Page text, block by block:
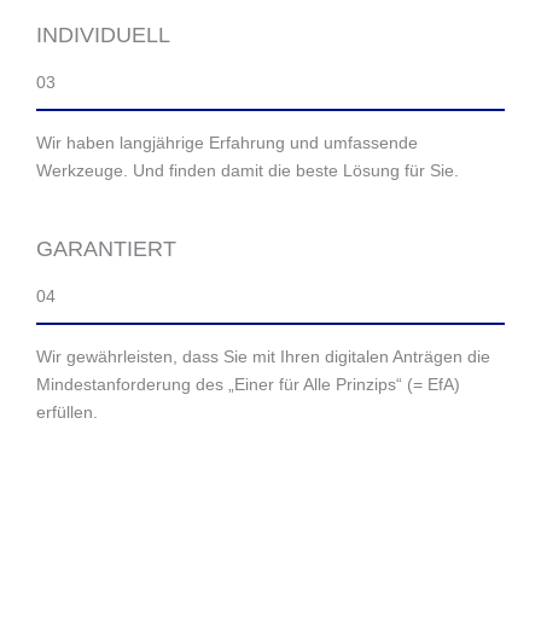
INDIVIDUELL
03
Wir haben langjährige Erfahrung und umfassende
Werkzeuge. Und finden damit die beste Lösung für Sie.
GARANTIERT
04
Wir gewährleisten, dass Sie mit Ihren digitalen Anträgen die
Mindestanforderung des „Einer für Alle Prinzips“ (= EfA)
erfüllen.